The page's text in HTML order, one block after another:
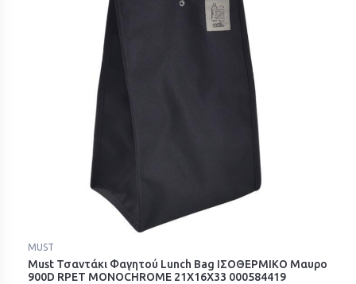
MUST
Must Τσαντάκι Φαγητού Lunch Bag ΙΣΟΘΕΡΜΙΚΟ Μαυρο
900D RPET MONOCHROME 21Χ16Χ33 000584419